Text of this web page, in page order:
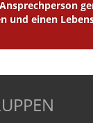
und einen